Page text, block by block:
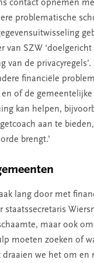
contact opnemen
problematische
van SZW
van de privacyregels’.
financiële
of de gemeentelijke
kan helpen,
aan te
brengt.’
lang door met
staatssecretaris
maar ook
moeten zoeken of
draaien we het om en